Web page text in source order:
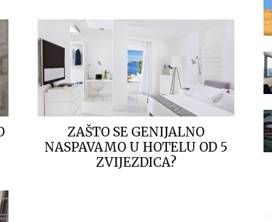
ZAŠTO SE GENIJALNO
NASPAVAMO U HOTELU OD 5
ZVIJEZDICA?